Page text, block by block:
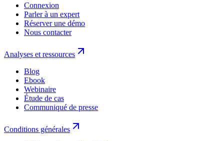
Connexion
Parler à un expert
Réserver une démo
Nous contacter
Analyses et ressources
Blog
Ebook
Webinaire
Étude de cas
Communiqué de presse
Conditions générales